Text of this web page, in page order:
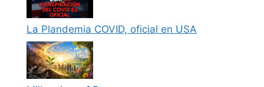
La Plandemia COVID, oficial en USA